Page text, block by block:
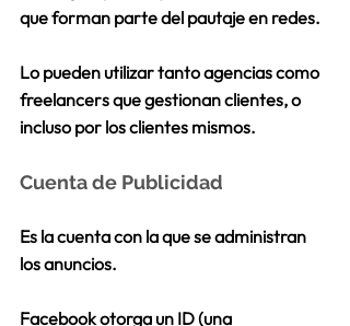
que forman parte del pautaje en redes.
Lo pueden utilizar tanto agencias como
freelancers que gestionan clientes, o
incluso por los clientes mismos.
Cuenta de Publicidad
Es la cuenta con la que se administran
los anuncios.
Facebook otorga un ID (una